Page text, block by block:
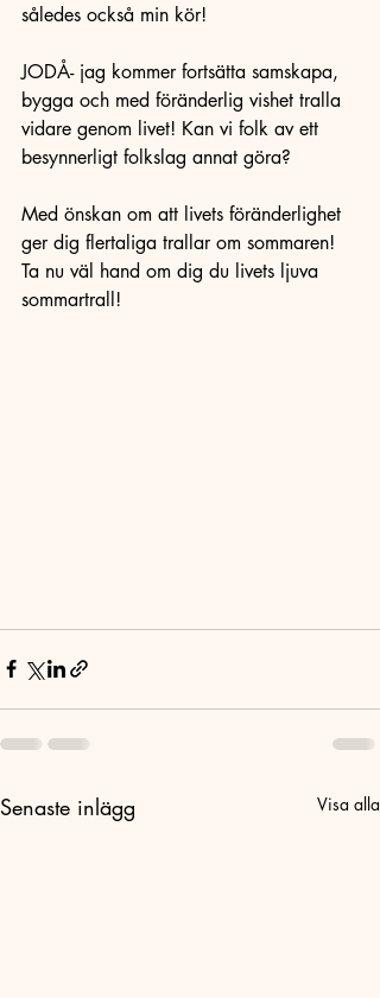
således också min kör!
JODÅ- jag kommer fortsätta samskapa,
bygga och med föränderlig vishet tralla
vidare genom livet! Kan vi folk av ett
besynnerligt folkslag annat göra?
Med önskan om att livets föränderlighet
ger dig flertaliga trallar om sommaren!
Ta nu väl hand om dig du livets ljuva
sommartrall!
Senaste inlägg Visa alla